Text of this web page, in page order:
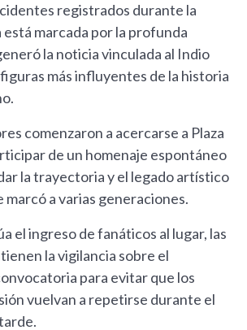
registrados durante la
está marcada por la profunda
la noticia vinculada al Indio
más influyentes de la historia
comenzaron a acercarse a Plaza
de un homenaje espontáneo
la trayectoria y el legado artístico
marcó a varias generaciones.
el ingreso de fanáticos al lugar, las
la vigilancia sobre el
para evitar que los
vuelvan a repetirse durante el